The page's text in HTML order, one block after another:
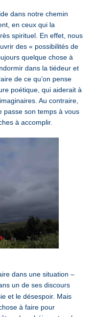
dans notre chemin
en ceux qui la
spirituel. En effet, nous
des « possibilités de
quelque chose à
dans la tiédeur et
de ce qu’on pense
poétique, qui aiderait à
Au contraire,
passe son temps à vous
à accomplir.
dans une situation –
un de ses discours
et le désespoir. Mais
à faire pour